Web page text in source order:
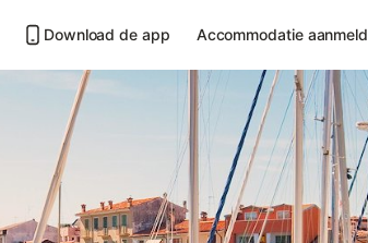
Download de app Accommodatie